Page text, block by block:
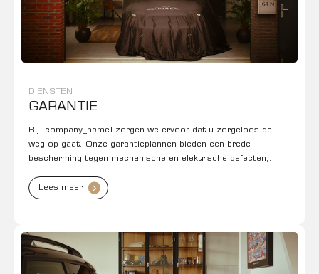
DIENSTEN
GARANTIE
Bij [company_name] zorgen we ervoor dat u zorgeloos de
weg op gaat. Onze garantieplannen bieden een brede
bescherming tegen mechanische en elektrische defecten,
Lees meer
.